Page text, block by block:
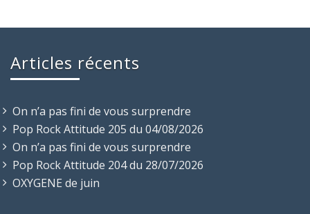
Articles récents
On n’a pas fini de vous surprendre
Pop Rock Attitude 205 du 04/08/2026
On n’a pas fini de vous surprendre
Pop Rock Attitude 204 du 28/07/2026
OXYGENE de juin